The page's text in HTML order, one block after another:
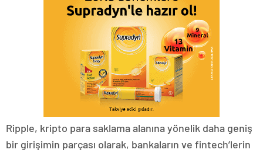
Ripple, kripto para saklama alanına yönelik daha geniş
bir girişimin parçası olarak, bankaların ve fintech’lerin